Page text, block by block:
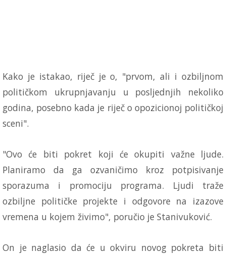
Kako je istakao, riječ je o, "prvom, ali i ozbiljnom
političkom ukrupnjavanju u posljednjih nekoliko
godina, posebno kada je riječ o opozicionoj političkoj
sceni".
"Ovo će biti pokret koji će okupiti važne ljude.
Planiramo da ga ozvaničimo kroz potpisivanje
sporazuma i promociju programa. Ljudi traže
ozbiljne političke projekte i odgovore na izazove
vremena u kojem živimo", poručio je Stanivuković.
On je naglasio da će u okviru novog pokreta biti